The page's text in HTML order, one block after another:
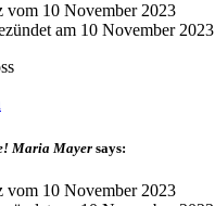
vom 10 November 2023
am 10 November 2023
Maria Mayersays:
vom 10 November 2023